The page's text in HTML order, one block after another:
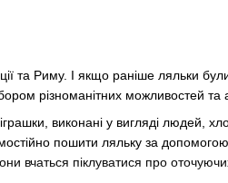
та Риму. І якщо раніше ляльки
різноманітних можливостей та
виконані у вигляді людей,
пошити ляльку за
вчаться піклуватися про